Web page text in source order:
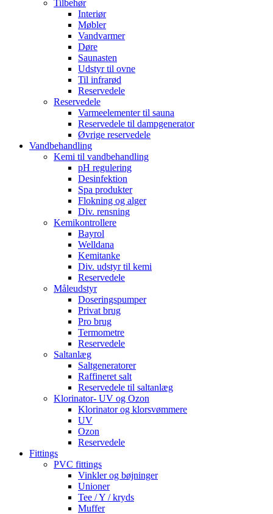
Tilbehør
Interiør
Møbler
Vandvarmer
Døre
Saunasten
Udstyr til ovne
Til infrarød
Reservedele
Reservedele
Varmeelementer til sauna
Reservedele til dampgenerator
Øvrige reservedele
Vandbehandling
Kemi til vandbehandling
pH regulering
Desinfektion
Spa produkter
Flokning og alger
Div. rensning
Kemikontrollere
Bayrol
Welldana
Kemitanke
Div. udstyr til kemi
Reservedele
Måleudstyr
Doseringspumper
Privat brug
Pro brug
Termometre
Reservedele
Saltanlæg
Saltgeneratorer
Raffineret salt
Reservedele til saltanlæg
Klorinator- UV og Ozon
Klorinator og klorsvømmere
UV
Ozon
Reservedele
Fittings
PVC fittings
Vinkler og bøjninger
Unioner
Tee / Y / kryds
Muffer